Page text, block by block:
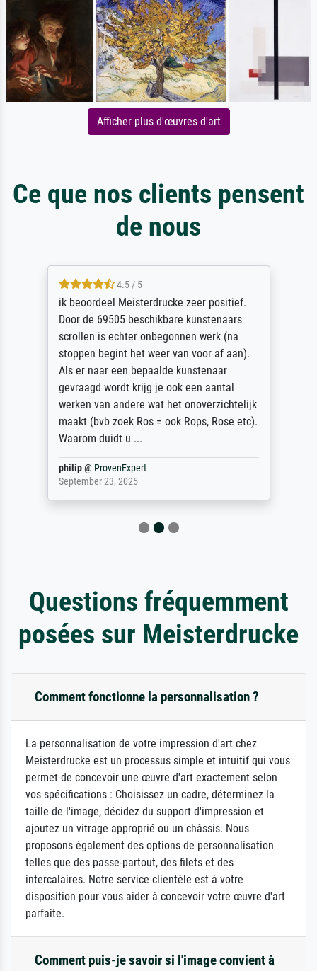
Afficher plus d'œuvres d'art
Ce que nos clients pensent
de nous
4.5 / 5
ik beoordeel Meisterdrucke zeer positief.
Door de 69505 beschikbare kunstenaars
scrollen is echter onbegonnen werk (na
stoppen begint het weer van voor af aan).
Als er naar een bepaalde kunstenaar
gevraagd wordt krijg je ook een aantal
werken van andere wat het onoverzichtelijk
maakt (bvb zoek Ros = ook Rops, Rose etc).
Waarom duidt u ...
philip@ ProvenExpert
September 23, 2025
Questions fréquemment
posées sur Meisterdrucke
Comment fonctionne la personnalisation ?
La personnalisation de votre impression d'art chez
Meisterdrucke est un processus simple et intuitif qui vous
permet de concevoir une œuvre d'art exactement selon
vos spécifications : Choisissez un cadre, déterminez la
taille de l'image, décidez du support d'impression et
ajoutez un vitrage approprié ou un châssis. Nous
proposons également des options de personnalisation
telles que des passe-partout, des filets et des
intercalaires. Notre service clientèle est à votre
disposition pour vous aider à concevoir votre œuvre d'art
parfaite.
Comment puis-je savoir si l'image convient à